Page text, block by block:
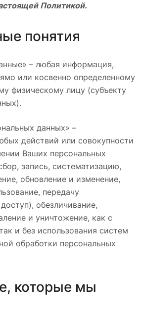
Политикой.
понятия
– любая информация,
или косвенно определенному
физическому лицу (субъекту
данных» –
действий или совокупности
Ваших персональных
запись, систематизацию,
обновление и изменение,
передачу
обезличивание,
и уничтожение, как с
и без использования систем
обработки персональных
которые мы